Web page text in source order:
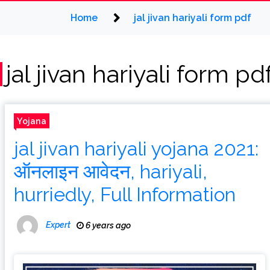
Home jal jivan hariyali form pdf
jal jivan hariyali form
Yojana
jal jivan hariyali yojana 2021:
ऑनलाइन आवेदन, hariyali,
hurriedly, Full Information
Expert 6 years ago